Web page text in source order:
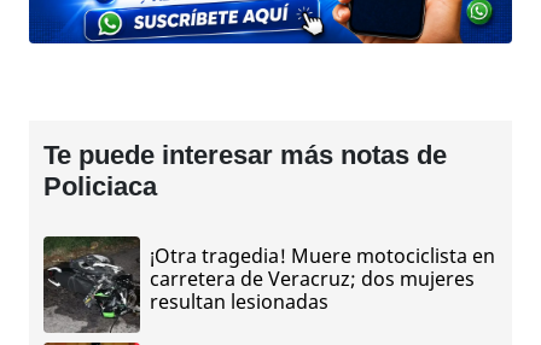
Te puede interesar más notas de
Policiaca
¡Otra tragedia! Muere motociclista en
carretera de Veracruz; dos mujeres
resultan lesionadas